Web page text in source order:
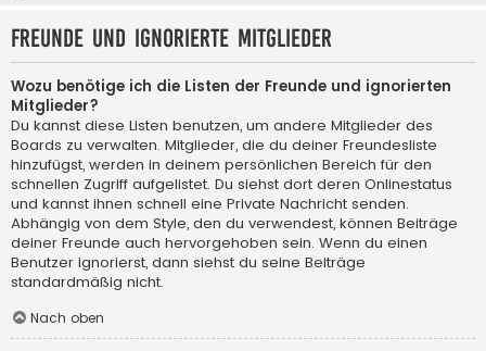
Freunde und ignorierte Mitglieder
Wozu benötige ich die Listen der Freunde und ignorierten
Mitglieder?
Du kannst diese Listen benutzen, um andere Mitglieder des
Boards zu verwalten. Mitglieder, die du deiner Freundesliste
hinzufügst, werden in deinem persönlichen Bereich für den
schnellen Zugriff aufgelistet. Du siehst dort deren Onlinestatus
und kannst ihnen schnell eine Private Nachricht senden.
Abhängig von dem Style, den du verwendest, können Beiträge
deiner Freunde auch hervorgehoben sein. Wenn du einen
Benutzer ignorierst, dann siehst du seine Beiträge
standardmäßig nicht.
Nach oben